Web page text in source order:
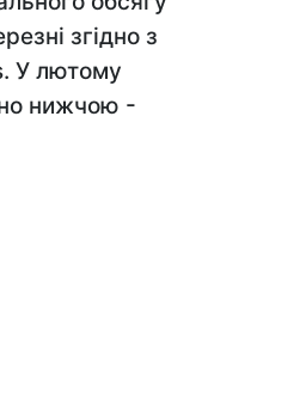
згідно з
У лютому
нижчою -